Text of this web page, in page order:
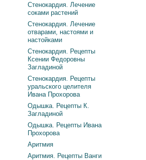
Стенокардия. Лечение
соками растений
Стенокардия. Лечение
отварами, настоями и
настойками
Стенокардия. Рецепты
Ксении Федоровны
Загладиной
Стенокардия. Рецепты
уральского целителя
Ивана Прохорова
Одышка. Рецепты К.
Загладиной
Одышка. Рецепты Ивана
Прохорова
Аритмия
Аритмия. Рецепты Ванги